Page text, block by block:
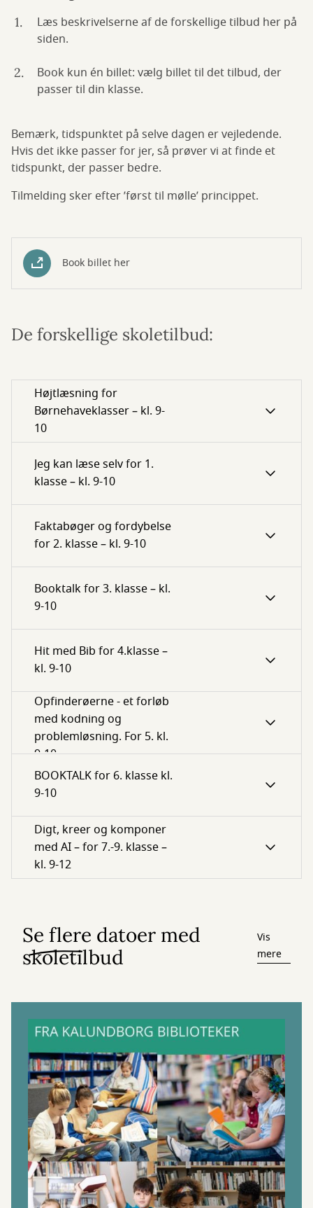
Læs beskrivelserne af de forskellige tilbud her på
siden.
Book kun én billet: vælg billet til det tilbud, der
passer til din klasse.
Bemærk, tidspunktet på selve dagen er vejledende.
Hvis det ikke passer for jer, så prøver vi at finde et
tidspunkt, der passer bedre.
Tilmelding sker efter ’først til mølle’ princippet.
Book billet her
De forskellige skoletilbud:
Højtlæsning for
Børnehaveklasser – kl. 9-
10
Jeg kan læse selv for 1.
klasse – kl. 9-10
Faktabøger og fordybelse
for 2. klasse – kl. 9-10
Booktalk for 3. klasse – kl.
9-10
Hit med Bib for 4.klasse –
kl. 9-10
Opfinderøerne - et forløb
med kodning og
problemløsning. For 5. kl.
9-10
BOOKTALK for 6. klasse kl.
9-10
Digt, kreer og komponer
med AI – for 7.-9. klasse –
kl. 9-12
Se flere datoer med
skoletilbud
Vis
mere